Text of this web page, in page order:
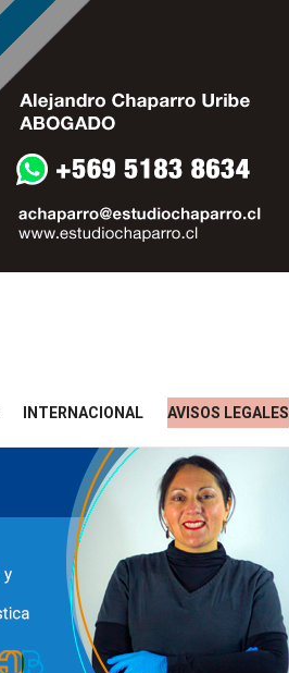
INTERNACIONAL AVISOS LEGALES